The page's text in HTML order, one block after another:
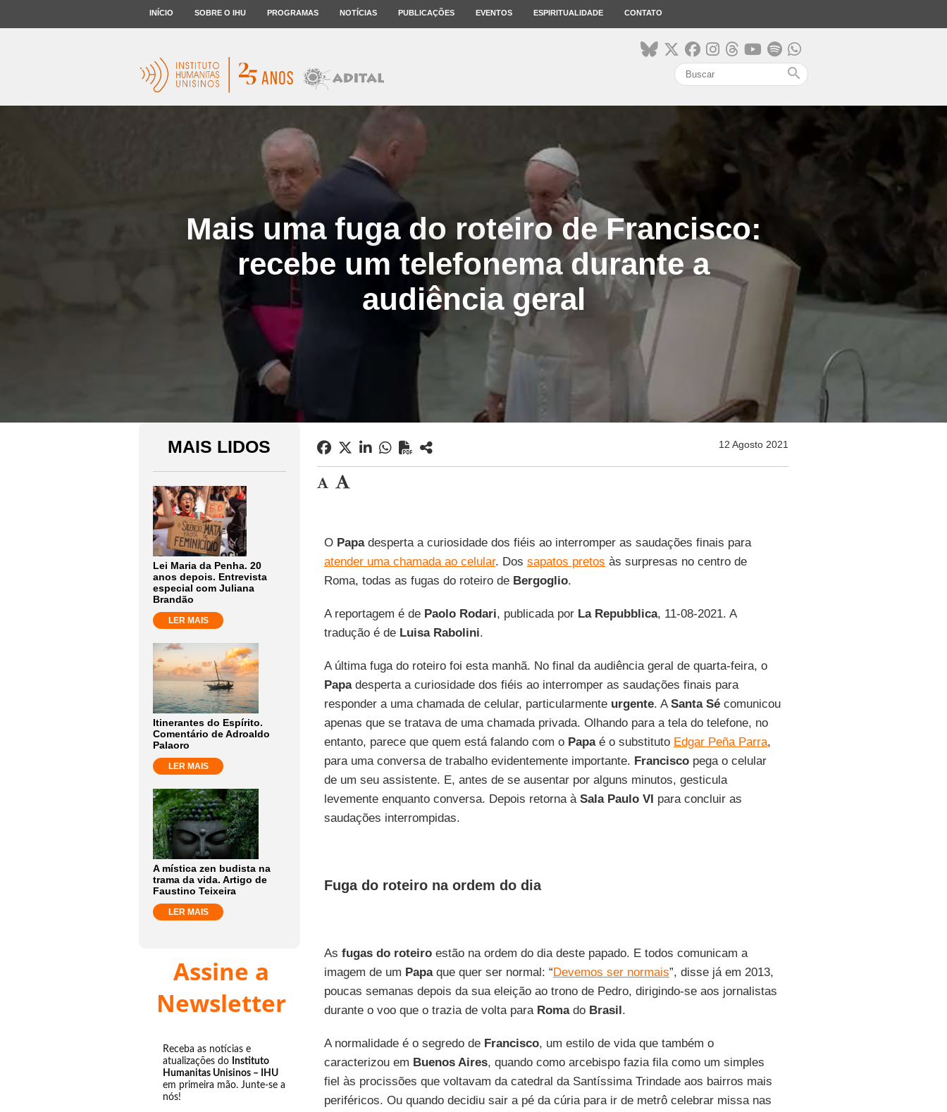
INÍCIO SOBRE O IHU PROGRAMAS NOTÍCIAS PUBLICAÇÕES EVENTOS ESPIRITUALIDADE CONTATO
search
Mais uma fuga do roteiro de Francisco:
recebe um telefonema durante a
audiência geral
MAIS LIDOS
Lei Maria da Penha. 20
anos depois. Entrevista
especial com Juliana
Brandão
LER MAIS
Itinerantes do Espírito.
Comentário de Adroaldo
Palaoro
LER MAIS
A mística zen budista na
trama da vida. Artigo de
Faustino Teixeira
LER MAIS
Assine a
Newsletter
Receba as notícias e
atualizações do Instituto
Humanitas Unisinos – IHU
em primeira mão. Junte-se a
nós!
12 Agosto 2021
O Papadesperta a curiosidade dos fiéis ao interromper as saudações finais para
atender uma chamada ao celular. Dos sapatos pretos às surpresas no centro de
Roma, todas as fugas do roteiro de Bergoglio.
A reportagem é de Paolo Rodari, publicada por La Repubblica, 11-08-2021. A
tradução é de Luisa Rabolini.
A última fuga do roteiro foi esta manhã. No final da audiência geral de quarta-feira, o
Papadesperta a curiosidade dos fiéis ao interromper as saudações finais para
responder a uma chamada de celular, particularmente urgente. ASanta Sécomunicou
apenas que se tratava de uma chamada privada. Olhando para a tela do telefone, no
entanto, parece que quem está falando com o Papaé o substituto Edgar Peña Parra,
para uma conversa de trabalho evidentemente importante. Franciscopega o celular
de um seu assistente. E, antes de se ausentar por alguns minutos, gesticula
levemente enquanto conversa. Depois retorna à Sala Paulo VI para concluir as
saudações interrompidas.
Fuga do roteiro na ordem do dia
As fugas do roteiroestão na ordem do dia deste papado. E todos comunicam a
imagem de um Papaque quer ser normal: “Devemos ser normais”, disse já em 2013,
poucas semanas depois da sua eleição ao trono de Pedro, dirigindo-se aos jornalistas
durante o voo que o trazia de volta para Romado Brasil.
A normalidade é o segredo de Francisco, um estilo de vida que também o
caracterizou em Buenos Aires, quando como arcebispo fazia fila como um simples
fiel às procissões que voltavam da catedral da Santíssima Trindade aos bairros mais
periféricos. Ou quando decidiu sair a pé da cúria para ir de metrô celebrar missa nas